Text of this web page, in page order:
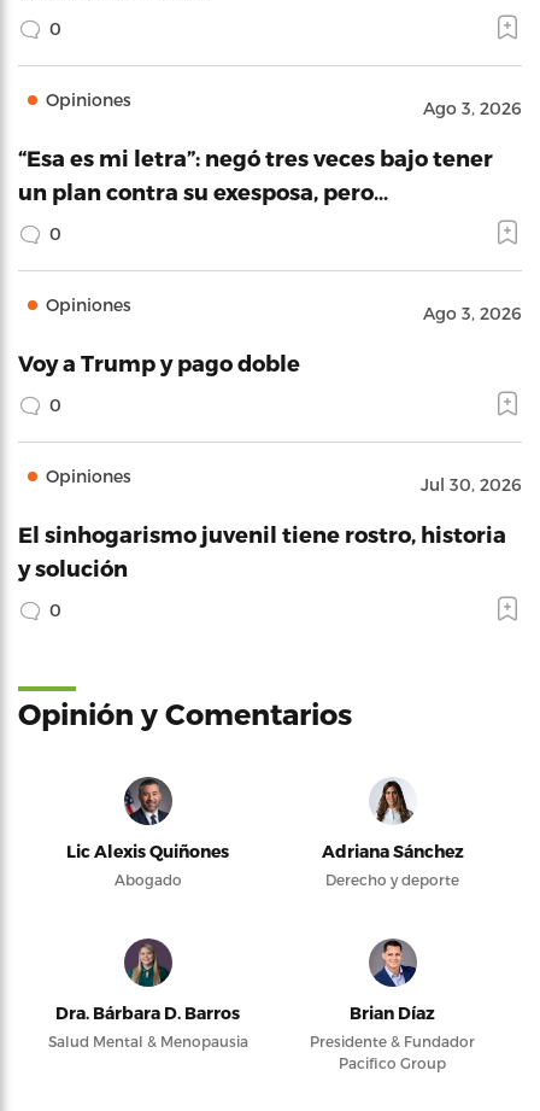
0
Opiniones Ago 3, 2026
“Esa es mi letra”: negó tres veces bajo tener
un plan contra su exesposa, pero…
0
Opiniones Ago 3, 2026
Voy a Trump y pago doble
0
Opiniones Jul 30, 2026
El sinhogarismo juvenil tiene rostro, historia
y solución
0
Opinión y Comentarios
Lic Alexis Quiñones
Abogado
Adriana Sánchez
Derecho y deporte
Dra. Bárbara D. Barros
Salud Mental & Menopausia
Brian Díaz
Presidente & Fundador
Pacifico Group